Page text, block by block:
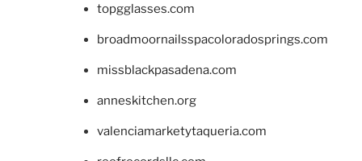
topgglasses.com
broadmoornailsspacoloradosprings.com
missblackpasadena.com
anneskitchen.org
valenciamarketytaqueria.com